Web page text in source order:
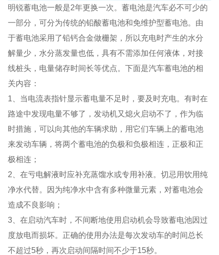
明锐蓄电池一般是2年更换一次。蓄电池是汽车必不可少的
一部分，可分为传统的铅酸蓄电池和免维护型蓄电池。由
于蓄电池采用了铅钙合金做栅架，所以充电时产生的水分
解量少，水分蒸发量也低，具有不需添加任何液体，对接
线桩头，电量储存时间长等优点。下面是汽车蓄电池的相
关内容：
1、当电流表指针显示蓄电量不足时，要及时充电。有时在
路途中发现电量不够了，发动机又熄火启动不了，作为临
时措施，可以向其他的车辆求助，用它们车辆上的蓄电池
来发动车辆，将两个蓄电池的负极和负极相连，正极和正
极相连；
2、在亏电解液时应补充蒸馏水或专用补液。切忌用饮用纯
净水代替。因为纯净水中含有多种微量元素，对蓄电池会
造成不良影响；
3、在启动汽车时，不间断地使用启动机会导致蓄电池因过
度放电而损坏。正确的使用办法是每次发动车的时间总长
不超过5秒，再次启动间隔时间不少于15秒。